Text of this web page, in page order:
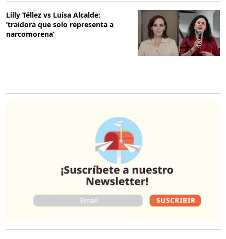
Lilly Téllez vs Luisa Alcalde:
‘traidora que solo representa a
narcomorena’